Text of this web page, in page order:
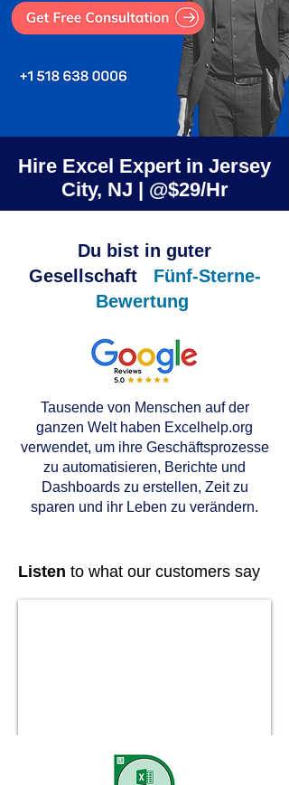
Hire Excel Expert in Jersey
City, NJ | @$29/Hr
Du bist in guter
Gesellschaft
Fünf-Sterne-
Bewertung
Tausende von Menschen auf der
ganzen Welt haben Excelhelp.org
verwendet, um ihre Geschäftsprozesse
zu automatisieren, Berichte und
Dashboards zu erstellen, Zeit zu
sparen und ihr Leben zu verändern.
Listen to what our customers say